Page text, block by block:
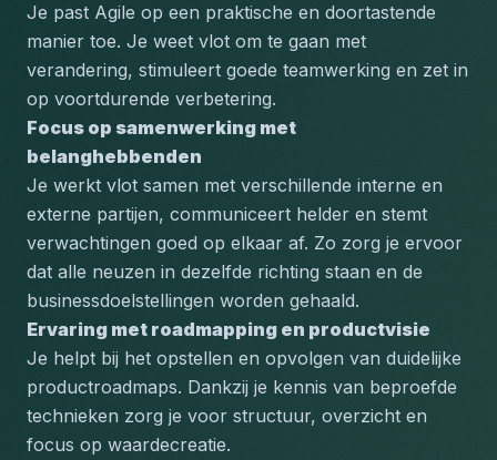
Je past Agile op een praktische en doortastende
manier toe. Je weet vlot om te gaan met
verandering, stimuleert goede teamwerking en zet in
op voortdurende verbetering.
Focus op samenwerking met
belanghebbenden
Je werkt vlot samen met verschillende interne en
externe partijen, communiceert helder en stemt
verwachtingen goed op elkaar af. Zo zorg je ervoor
dat alle neuzen in dezelfde richting staan en de
businessdoelstellingen worden gehaald.
Ervaring met roadmapping en productvisie
Je helpt bij het opstellen en opvolgen van duidelijke
productroadmaps. Dankzij je kennis van beproefde
technieken zorg je voor structuur, overzicht en
focus op waardecreatie.